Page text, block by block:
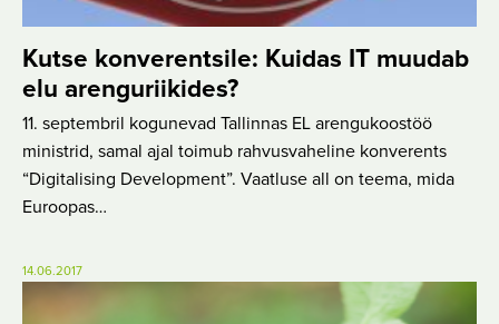
Kutse konverentsile: Kuidas IT muudab
elu arenguriikides?
11. septembril kogunevad Tallinnas EL arengukoostöö
ministrid, samal ajal toimub rahvusvaheline konverents
“Digitalising Development”. Vaatluse all on teema, mida
Euroopas…
14.06.2017